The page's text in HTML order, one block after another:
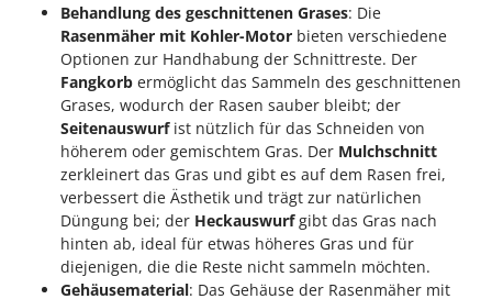
Ritter
River Systems
Robomow
Rossofuoco
Rover Pompe
Royal Food
Ryobi
S.T.P.
Behandlung des geschnittenen Grases: Die
Rasenmäher mit Kohler-Motor bieten verschiedene
Optionen zur Handhabung der Schnittreste. Der
Fangkorb ermöglicht das Sammeln des geschnittenen
Grases, wodurch der Rasen sauber bleibt; der
Seitenauswurfist nützlich für das Schneiden von
höherem oder gemischtem Gras. Der Mulchschnitt
zerkleinert das Gras und gibt es auf dem Rasen frei,
verbessert die Ästhetik und trägt zur natürlichen
Düngung bei; der Heckauswurfgibt das Gras nach
hinten ab, ideal für etwas höheres Gras und für
diejenigen, die die Reste nicht sammeln möchten.
Gehäusematerial: Das Gehäuse der Rasenmäher mit